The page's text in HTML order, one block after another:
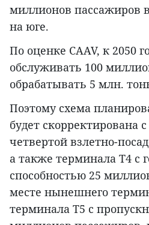
миллионов пассажиров
на юге.
По оценке CAAV, к 2050
обслуживать 100
обрабатывать 5 млн.
Поэтому схема
будет скорректирована
четвертой взлетно-
а также терминала Т4 с
способностью 25
месте нынешнего
терминала Т5 с